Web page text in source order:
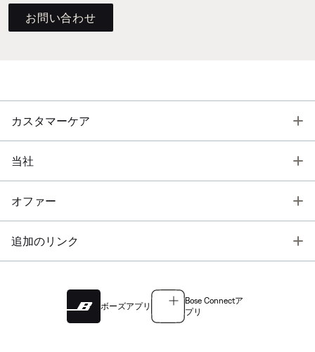
お問い合わせ
カスタマーケア
当社
オファー
追加のリンク
ボーズアプリ
Bose Connectア
プリ